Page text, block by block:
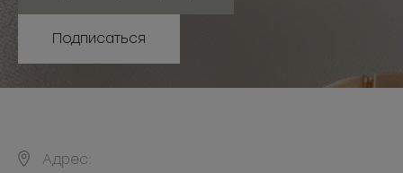
Подписаться
Адрес: